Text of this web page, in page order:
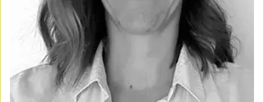
Mon Salon
Programmation
Pour enregistrer vos favoris,
connectez-vous ou créez votre profil
Mon Salon